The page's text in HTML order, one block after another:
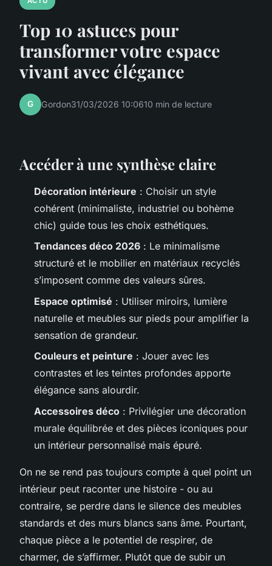
Top 10 astuces pour
transformer votre espace
vivant avec élégance
G Gordon31/03/2026 10:0610 min de lecture
Accéder à une synthèse claire
Décoration intérieure : Choisir un style
cohérent (minimaliste, industriel ou bohème
chic) guide tous les choix esthétiques.
Tendances déco 2026 : Le minimalisme
structuré et le mobilier en matériaux recyclés
s’imposent comme des valeurs sûres.
Espace optimisé : Utiliser miroirs, lumière
naturelle et meubles sur pieds pour amplifier la
sensation de grandeur.
Couleurs et peinture : Jouer avec les
contrastes et les teintes profondes apporte
élégance sans alourdir.
Accessoires déco : Privilégier une décoration
murale équilibrée et des pièces iconiques pour
un intérieur personnalisé mais épuré.
On ne se rend pas toujours compte à quel point un
intérieur peut raconter une histoire - ou au
contraire, se perdre dans le silence des meubles
standards et des murs blancs sans âme. Pourtant,
chaque pièce a le potentiel de respirer, de
charmer, de s’affirmer. Plutôt que de subir un